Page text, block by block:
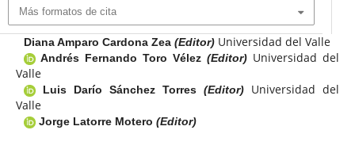
Más formatos de cita
Diana Amparo Cardona Zea (Editor) Universidad del Valle
Andrés Fernando Toro Vélez(Editor) Universidad del
Valle
Luis Darío Sánchez Torres(Editor)
Universidad del
Valle
Jorge Latorre Motero (Editor)